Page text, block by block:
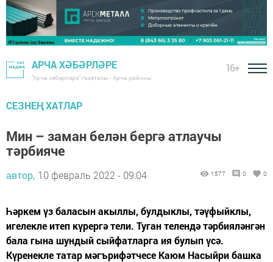
АРЧА ХӘБӘРЛӘРЕ
"Арча хәбәрләре" газетасы - Арча районы
16+
СЕЗНЕҢ ХАТЛАР
Мин – заман белән бергә атлаучы
тәрбияче
автор, 10 февраль 2022 - 09:04 1577 0 0
Һәркем үз баласын акыллы, булдыклы, тәүфыйклы,
игелекле итеп күрергә тели. Туган телендә тәрбияләнгән
бала гына шундый сыйфатларга ия булып үсә.
Күренекле татар мәгърифәтчесе Каюм Насыйри башка